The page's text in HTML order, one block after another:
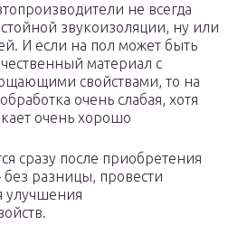
не всегда
звукоизоляции, ну или
И если на пол может быть
материал с
свойствами, то на
очень слабая, хотя
очень хорошо
сразу после приобретения
без разницы, провести
улучшения